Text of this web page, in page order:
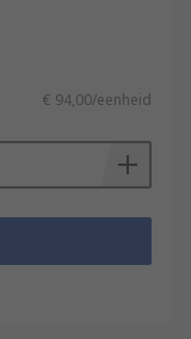
€ 94,00/eenheid